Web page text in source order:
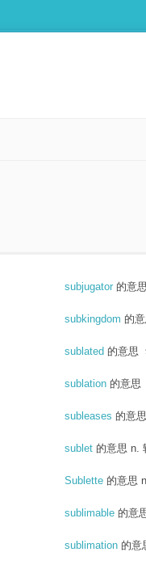
subjugator 的意
subkingdom 的
sublated 的意思
sublation 的意思
subleases 的意思
sublet 的意思 n.
Sublette 的意思
sublimable 的意
sublimation 的意